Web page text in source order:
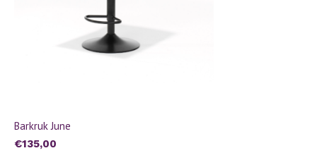
Barkruk June
€135,00